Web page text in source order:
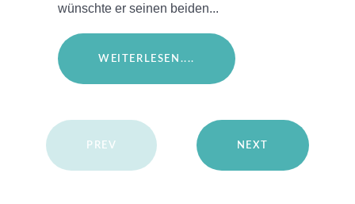
wünschte er seinen beiden...
WEITERLESEN....
PREV NEXT